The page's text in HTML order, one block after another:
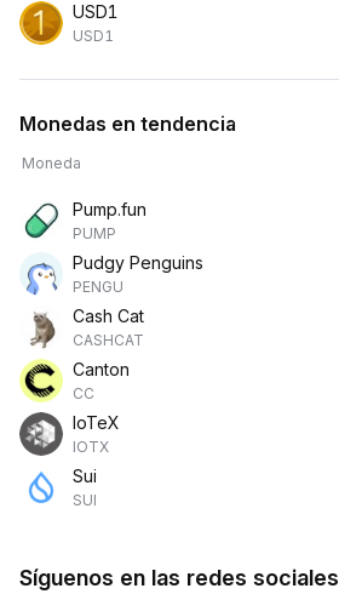
USD1
USD1
Monedas en tendencia
Moneda
Pump.fun
PUMP
Pudgy Penguins
PENGU
Cash Cat
CASHCAT
Canton
CC
IoTeX
IOTX
Sui
SUI
Síguenos en las redes sociales